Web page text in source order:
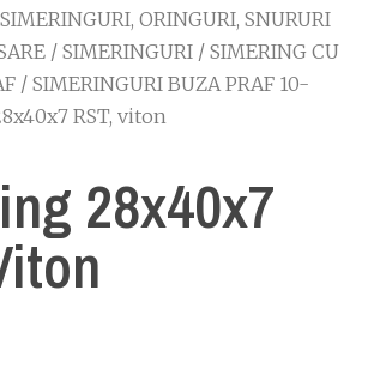
SIMERINGURI, ORINGURI, SNURURI
/ SIMERINGURI / SIMERING CU
/ SIMERINGURI BUZA PRAF 10-
RST, viton
28x40x7